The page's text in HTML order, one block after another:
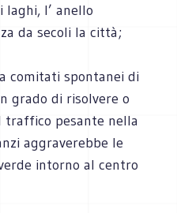
laghi, l’ anello
da secoli la città;
comitati spontanei di
grado di risolvere o
pesante nella
aggraverebbe le
intorno al centro